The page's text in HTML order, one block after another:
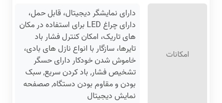
امکانات
دارای نمایشگر دیجیتال، قابل حمل،
دارای چراغ LED برای استفاده در مکان
های تاریک، امکان کنترل فشار باد
تایرها، سازگار با انواع نازل های بادی،
خاموش شدن خودکار دارای حسگر
تشخیص فشار, باد کردن سریع, سبک
بودن و مقاوم بودن دستگاه, صصفحه
نمایش دیجیتال